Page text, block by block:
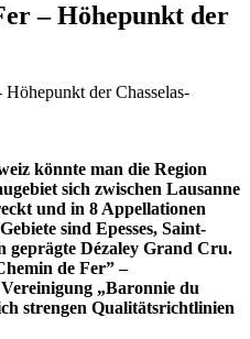
– Höhepunkt der
könnte man die Region
sich zwischen Lausanne
und in 8 Appellationen
sind Epesses, Saint-
geprägte Dézaley Grand Cru.
de Fer” –
„Baronnie du
strengen Qualitätsrichtlinien